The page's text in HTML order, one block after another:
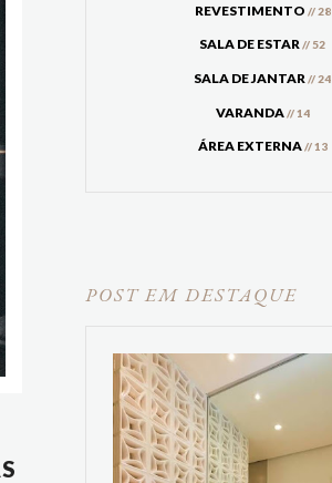
REVESTIMENTO // 28
SALA DE ESTAR// 52
SALA DE JANTAR// 24
VARANDA// 14
ÁREA EXTERNA// 13
POST EM DESTAQUE